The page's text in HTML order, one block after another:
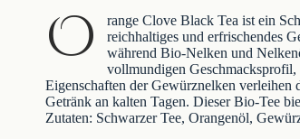
O
range Clove Black Tea ist ein
reichhaltiges und erfrischendes
während Bio-Nelken und
vollmundigen Geschmacksprofil,
Eigenschaften der Gewürznelken verleihen
Getränk an kalten Tagen. Dieser Bio-Tee
Zutaten: Schwarzer Tee, Orangenöl,